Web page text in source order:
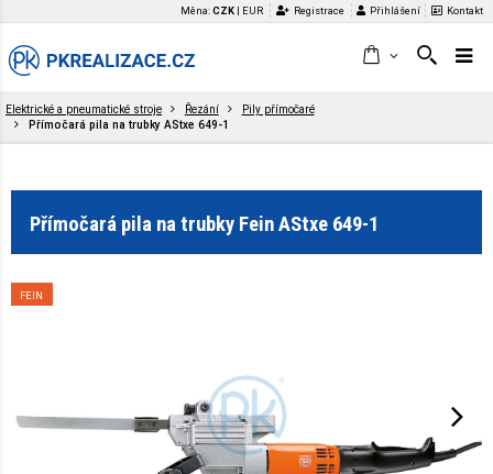
Měna:CZK EUR Registrace Přihlášení Kontakt
Elektrické a pneumatické stroje Řezání
Pily přímočaré
Přímočará pila na trubky AStxe 649-1
Přímočará pila na trubky Fein AStxe 649-1
FEIN